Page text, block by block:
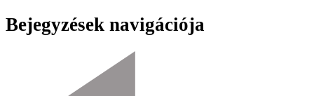
Bejegyzések navigációja